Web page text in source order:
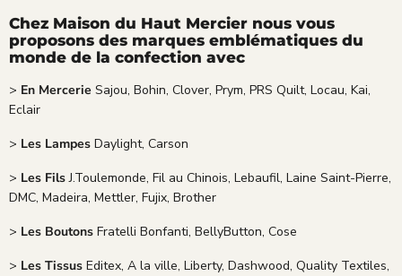
Chez Maison du Haut Mercier nous vous
proposons des marques emblématiques du
monde de la confection avec
> En Mercerie Sajou, Bohin, Clover, Prym, PRS Quilt, Locau, Kai,
Eclair
> Les Lampes Daylight, Carson
> Les FilsJ.Toulemonde, Fil au Chinois, Lebaufil, Laine Saint-Pierre,
DMC, Madeira, Mettler, Fujix, Brother
> Les Boutons Fratelli Bonfanti, BellyButton, Cose
> Les Tissus Editex, A la ville, Liberty, Dashwood, Quality Textiles,